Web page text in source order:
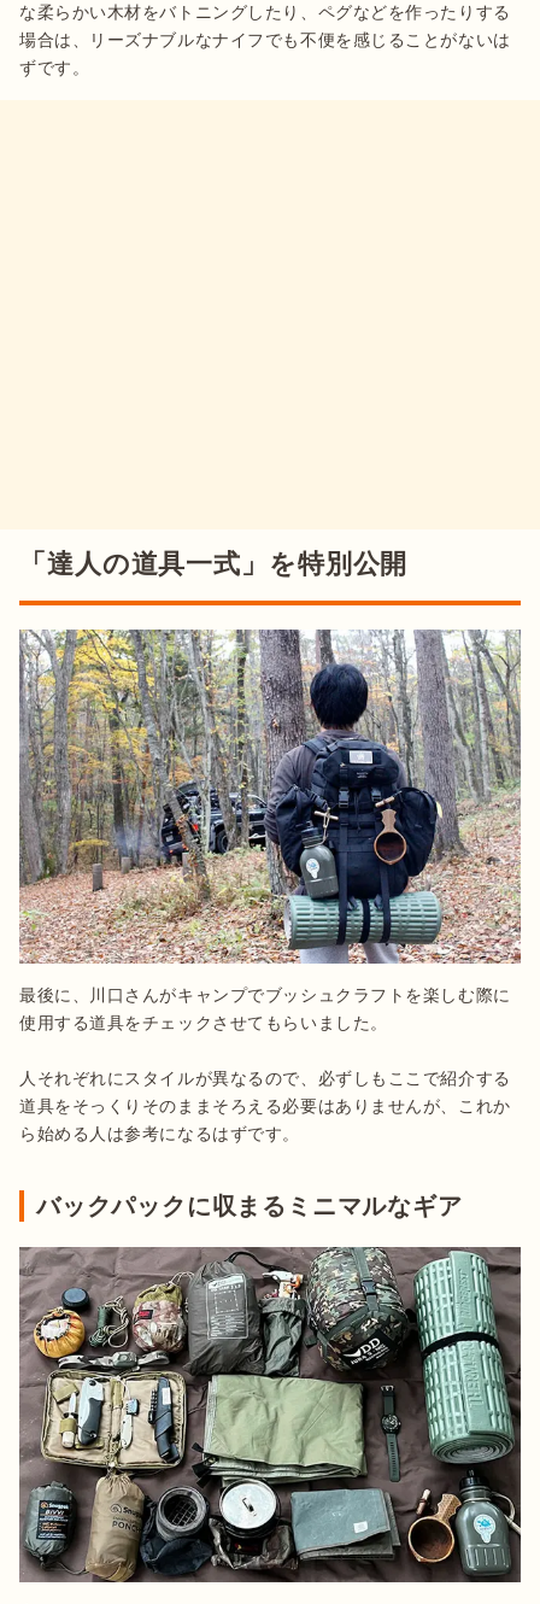
な柔らかい木材をバトニングしたり、ペグなどを作ったりする
場合は、リーズナブルなナイフでも不便を感じることがないは
「達人の道具一式」を特別公開
最後に、川口さんがキャンプでブッシュクラフトを楽しむ際に
使用する道具をチェックさせてもらいました。
人それぞれにスタイルが異なるので、必ずしもここで紹介する
道具をそっくりそのままそろえる必要はありませんが、これか
ら始める人は参考になるはずです。
バックパックに収まるミニマルなギア